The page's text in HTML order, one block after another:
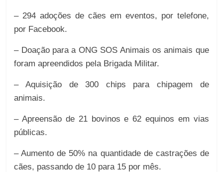
– 294 adoções de cães em eventos, por telefone,
por Facebook.
– Doação para a ONG SOS Animais os animais que
foram apreendidos pela Brigada Militar.
– Aquisição de 300 chips para chipagem de
animais.
– Apreensão de 21 bovinos e 62 equinos em vias
públicas.
– Aumento de 50% na quantidade de castrações de
cães, passando de 10 para 15 por mês.